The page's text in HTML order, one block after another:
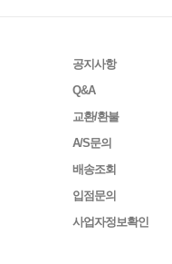
공지사항
Q&A
교환/환불
A/S문의
배송조회
입점문의
사업자정보확인